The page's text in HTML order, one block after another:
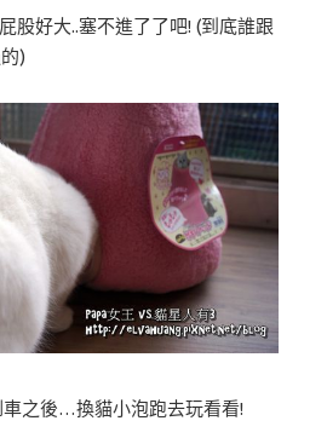
股好大..塞不進了了吧! (到底誰跟
)
車之後…換貓小泡跑去玩看看!